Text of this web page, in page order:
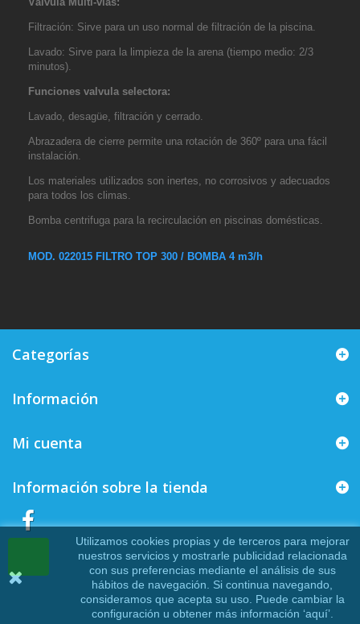
Filtración: Sirve para un uso normal de filtración de la piscina.
Lavado: Sirve para la limpieza de la arena (tiempo medio: 2/3
minutos).
Funciones valvula selectora:
Lavado, desagüe, filtración y cerrado.
Abrazadera de cierre permite una rotación de 360º para una fácil
instalación.
Los materiales utilizados son inertes, no corrosivos y adecuados
para todos los climas.
Bomba centrifuga para la recirculación en piscinas domésticas.
MOD. 022015 FILTRO TOP 300 / BOMBA 4 m3/h
Categorías
Información
Mi cuenta
Información sobre la tienda
Utilizamos cookies propias y de terceros para mejorar
nuestros servicios y mostrarle publicidad relacionada
con sus preferencias mediante el análisis de sus
hábitos de navegación. Si continua navegando,
consideramos que acepta su uso. Puede cambiar la
configuración u obtener más información ‘aquí’.